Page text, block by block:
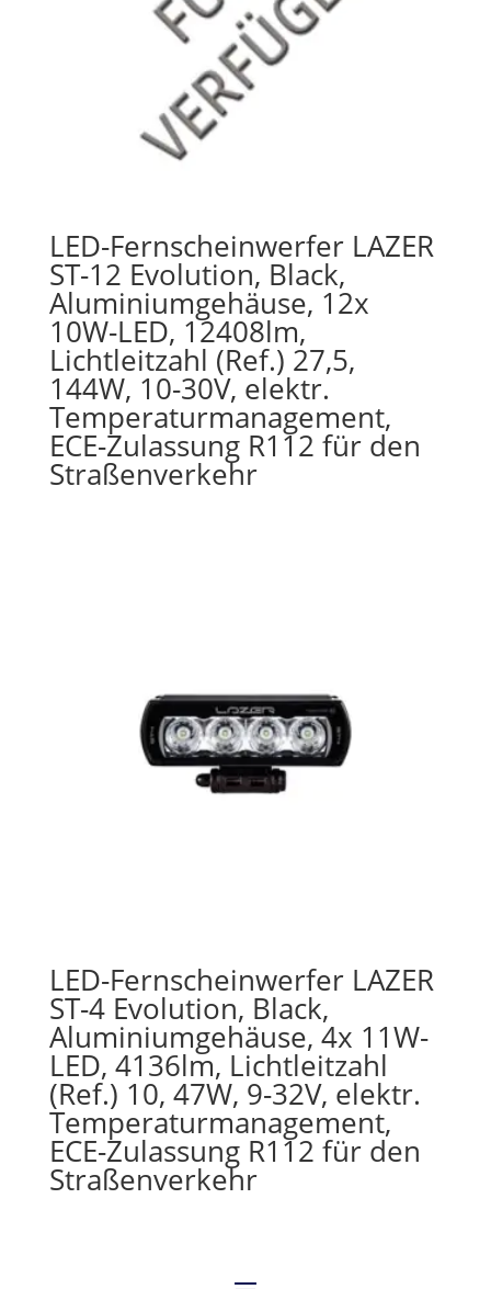
LED-Fernscheinwerfer LAZER
ST-12 Evolution, Black,
Aluminiumgehäuse, 12x
10W-LED, 12408lm,
Lichtleitzahl (Ref.) 27,5,
144W, 10-30V, elektr.
Temperaturmanagement,
ECE-Zulassung R112 für den
Straßenverkehr
LED-Fernscheinwerfer LAZER
ST-4 Evolution, Black,
Aluminiumgehäuse, 4x 11W-
LED, 4136lm, Lichtleitzahl
(Ref.) 10, 47W, 9-32V, elektr.
Temperaturmanagement,
ECE-Zulassung R112 für den
Straßenverkehr